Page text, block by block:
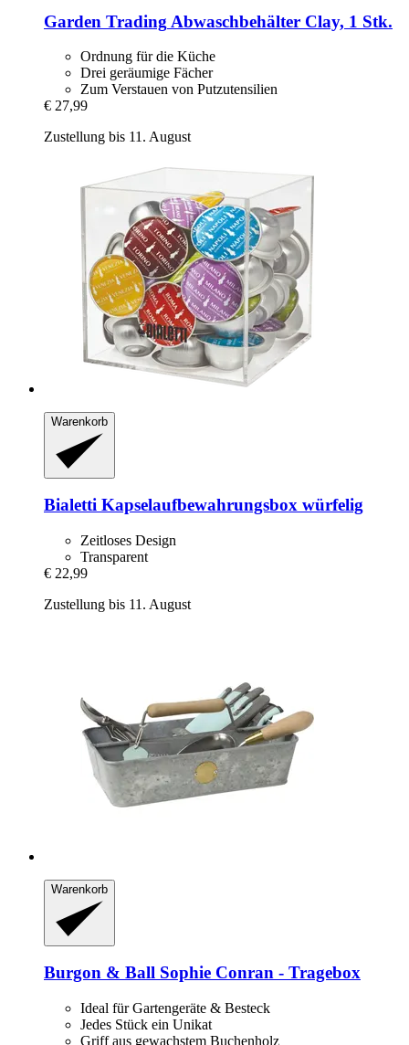
Garden Trading Abwaschbehälter Clay, 1 Stk.
Ordnung für die Küche
Drei geräumige Fächer
Zum Verstauen von Putzutensilien
€ 27,99
Zustellung bis 11. August
Warenkorb
Bialetti Kapselaufbewahrungsbox würfelig
Zeitloses Design
Transparent
€ 22,99
Zustellung bis 11. August
Warenkorb
Burgon & Ball Sophie Conran -​ Tragebox
Ideal für Gartengeräte & Besteck
Jedes Stück ein Unikat
Griff aus gewachstem Buchenholz